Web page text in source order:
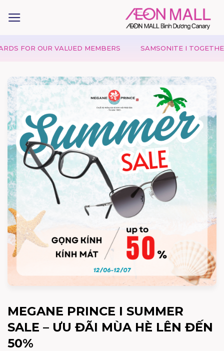
VALUED MEMBERS SAMSONITE I TOGETHER WE
MEGANE PRINCE I SUMMER
SALE – ƯU ĐÃI MÙA HÈ LÊN ĐẾN
50%